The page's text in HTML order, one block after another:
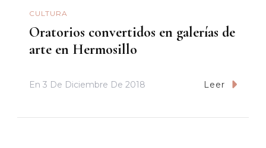
CULTURA
Oratorios convertidos en galerías de
arte en Hermosillo
En 3 De Diciembre De 2018 Leer